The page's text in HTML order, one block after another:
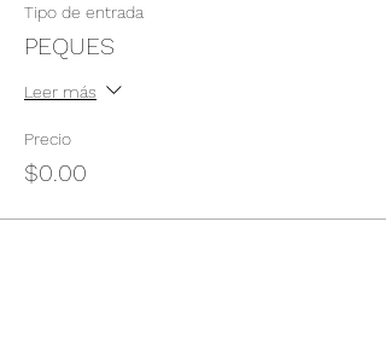
Tipo de entrada
PEQUES
Leer más
Precio
$0.00